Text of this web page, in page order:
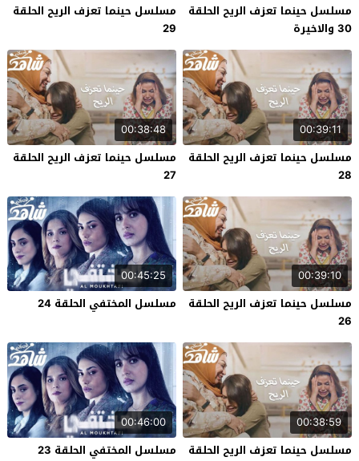
مسلسل حينما تعزف الريح الحلقة
30 والاخيرة
مسلسل حينما تعزف الريح الحلقة
29
00:39:11
مسلسل حينما تعزف الريح الحلقة
28
00:38:48
مسلسل حينما تعزف الريح الحلقة
27
00:39:10
مسلسل حينما تعزف الريح الحلقة
26
00:45:25
مسلسل المختفي الحلقة 24
00:38:59
مسلسل حينما تعزف الريح الحلقة
00:46:00
مسلسل المختفي الحلقة 23